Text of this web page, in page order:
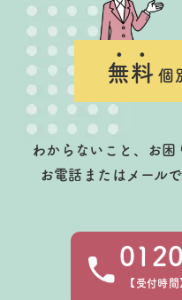
無料 個
わからないこと、お困
お電話またはメール
【受付時